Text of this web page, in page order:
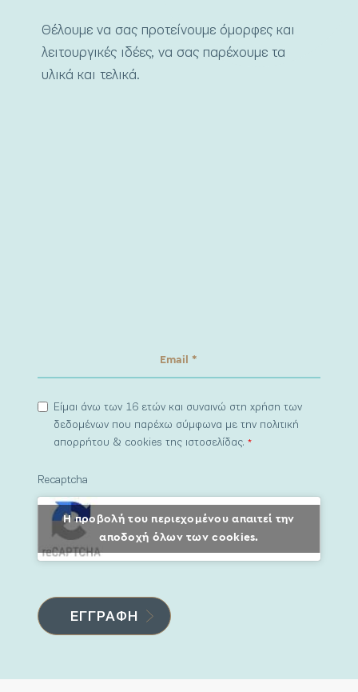
Θέλουμε να σας προτείνουμε όμορφες και
λειτουργικές ιδέες, να σας παρέχουμε τα
υλικά και τελικά.
Είμαι άνω των 16 ετών και συναινώ στη χρήση των
δεδομένων που παρέχω σύμφωνα με την πολιτική
απορρήτου & cookies της ιστοσελίδας.*
Recaptcha
Η προβολή του περιεχομένου απαιτεί την
αποδοχή όλων των cookies.